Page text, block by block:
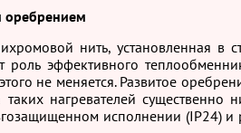
оребрением
нить, установленная
эффективного
не меняется. Развитое
таких нагревателей
исполнении (IP24)